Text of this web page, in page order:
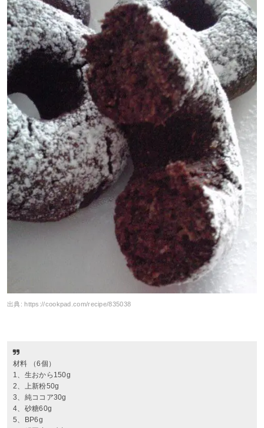
出典: https://cookpad.com/recipe/835038
材料 （6個）
1、生おから150g
2、上新粉50g
3、純ココア30g
4、砂糖60g
5、BP6g